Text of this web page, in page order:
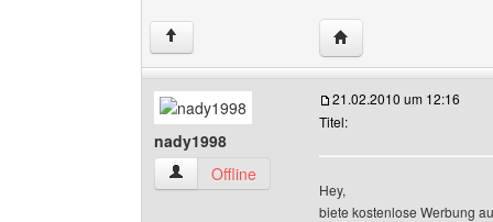
↑ Website dieses
nady1998
nady1998 Benutzer-Profile anzeigen
Offline
21.02.2010 um 12:16
Titel:
Hey,
biete kostenlose Werbung